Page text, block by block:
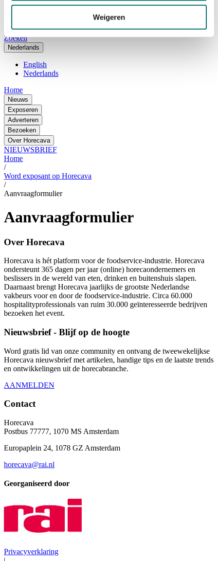
Weigeren
Perskamer
Zoeken
Nederlands
English
Nederlands
Home
Nieuws
Exposeren
Adverteren
Bezoeken
Over Horecava
NIEUWSBRIEF
Home
/
Word exposant op Horecava
/
Aanvraagformulier
Aanvraagformulier
Over Horecava
Horecava is hét platform voor de foodservice-industrie. Horecava
ondersteunt 365 dagen per jaar (online) horecaondernemers en
beslissers in de wereld van eten, drinken en buitenshuis slapen.
Daarnaast brengt Horecava jaarlijks de grootste Nederlandse
vakbeurs voor en door de foodservice-industrie. Circa 60.000
hospitalityprofessionals van ruim 30.000 geïnteresseerde bedrijven
bezoeken het event.
Nieuwsbrief - Blijf op de hoogte
Word gratis lid van onze community en ontvang de tweewekelijkse
Horecava nieuwsbrief met artikelen, handige tips en de laatste trends
en ontwikkelingen uit de horecabranche.
AANMELDEN
Contact
Horecava
Postbus 77777, 1070 MS Amsterdam
Europaplein 24, 1078 GZ Amsterdam
horecava@rai.nl
Georganiseerd door
Privacyverklaring